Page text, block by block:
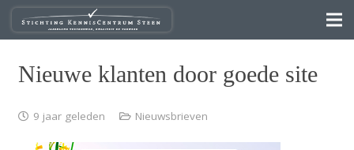
Nieuwe klanten door goede site
9 jaar geleden Nieuwsbrieven